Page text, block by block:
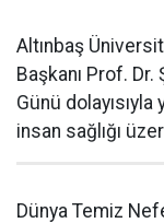
Altınbaş
Başkanı Prof.
Günü dolayısıyla
insan sağlığı
Dünya Temiz